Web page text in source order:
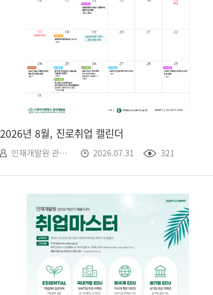
2026년 8월, 진로취업 캘린더
인재개발원 관리자 2026.07.31 321